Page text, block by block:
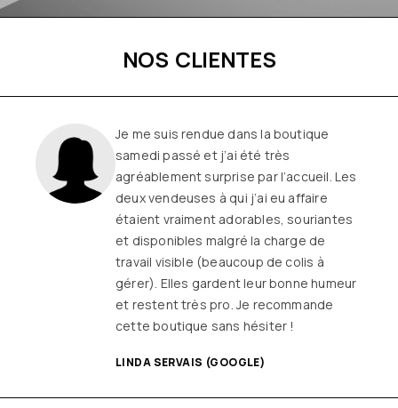
NOS CLIENTES
Je me suis rendue dans la boutique
samedi passé et j’ai été très
agréablement surprise par l’accueil. Les
deux vendeuses à qui j’ai eu affaire
étaient vraiment adorables, souriantes
et disponibles malgré la charge de
travail visible (beaucoup de colis à
gérer). Elles gardent leur bonne humeur
et restent très pro. Je recommande
cette boutique sans hésiter !
LINDA SERVAIS (GOOGLE)